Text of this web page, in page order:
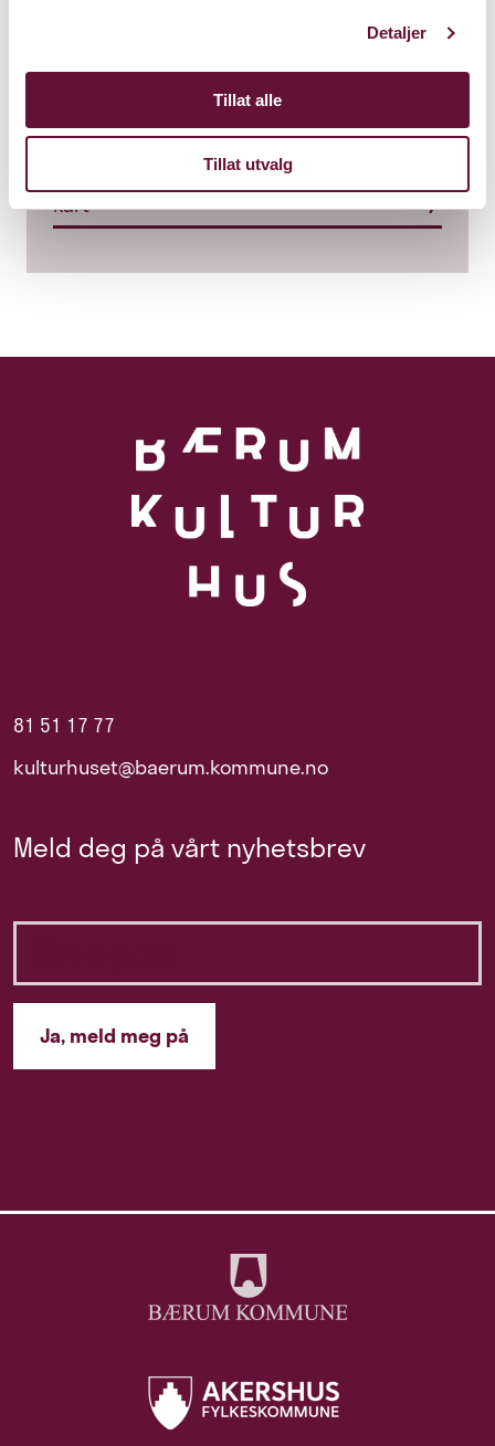
Detaljer
Tillat alle
Tillat utvalg
Sandvika Teater
Kart
81 51 17 77
kulturhuset@baerum.kommune.no
Meld deg på vårt nyhetsbrev